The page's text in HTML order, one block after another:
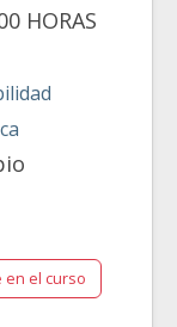
HORAS
en el curso